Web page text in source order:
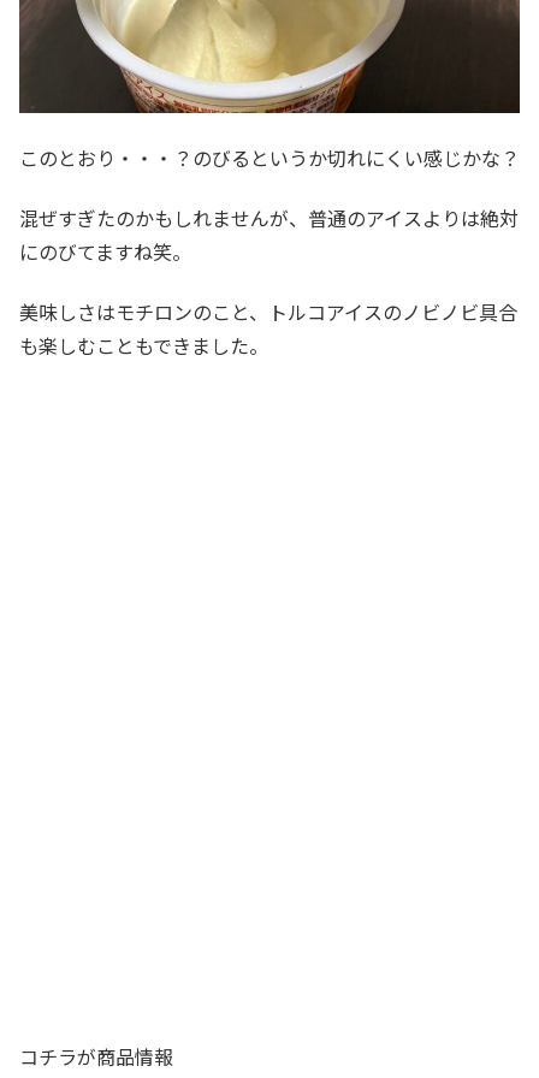
このとおり・・・？のびるというか切れにくい感じかな？
混ぜすぎたのかもしれませんが、普通のアイスよりは絶対
にのびてますね笑。
美味しさはモチロンのこと、トルコアイスのノビノビ具合
も楽しむこともできました。
コチラが商品情報